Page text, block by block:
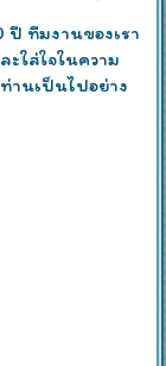
ปี ทีมงานของเรา
ใส่ใจในความ
านเป็นไปอย่าง